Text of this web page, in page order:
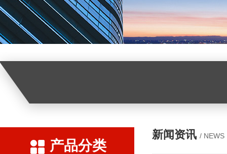
产品分类
新闻资讯 / NEWS